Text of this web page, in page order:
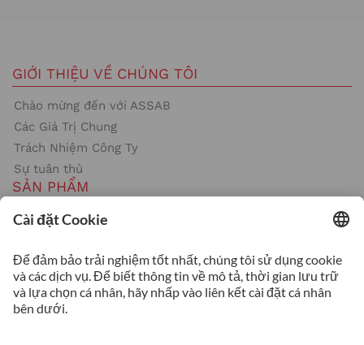
GIỚI THIỆU VỀ CHÚNG TÔI
Chào mừng đến với ASSAB
Các Giá Trị Chung
Trách Nhiệm Công Ty
Sự tuân thủ
SẢN PHẨM
Thép công cụ
Gia Công Nguội
Nhựa
DỊCH VỤ